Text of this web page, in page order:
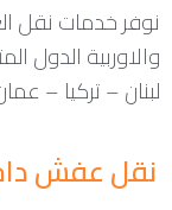
نوفر خدمات نقل
والاوربية الدول
لبنان – تركيا –
نقل عفش